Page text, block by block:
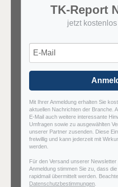
TK-Report
jetzt
Mit Ihrer Anmeldung erhalten Sie
aktuellen Nachrichten der Branche.
E-Mail auch weitere interessante
Umfragen sowie zu ausgewählten
unserer Partner zusenden. Diese
freiwillig und kann jederzeit mit
werden.
Für den Versand unserer
Anmeldung stimmen Sie zu, dass
rapidmail übermittelt werden.
Datenschutzbestimmungen